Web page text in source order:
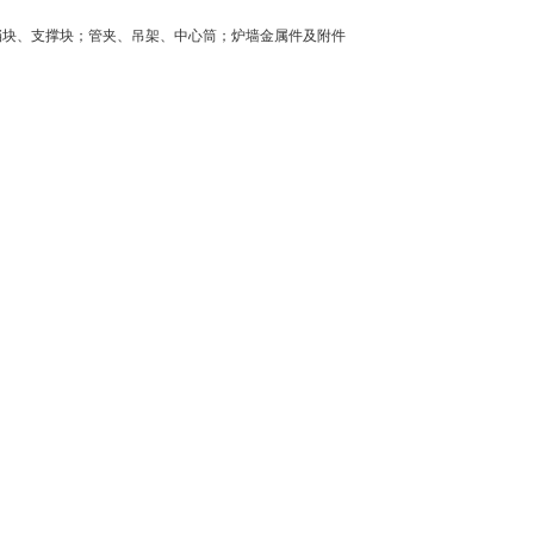
、支撑块；管夹、吊架、中心筒；炉墙金属件及附件